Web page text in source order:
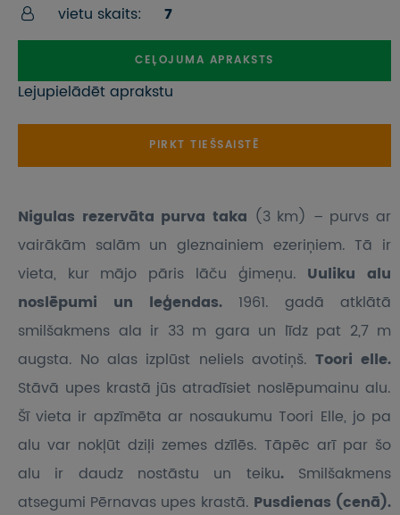
vietu skaits:
7
CEĻOJUMA APRAKSTS
Lejupielādēt aprakstu
PIRKT TIEŠSAISTĒ
Nigulas rezervāta purva taka (3 km) – purvs ar
vairākām salām un gleznainiem ezeriņiem. Tā ir
vieta, kur mājo pāris lāču ģimeņu. Uuliku alu
noslēpumi un leģendas. 1961. gadā atklātā
smilšakmens ala ir 33 m gara un līdz pat 2,7 m
augsta. No alas izplūst neliels avotiņš. Toori elle.
Stāvā upes krastā jūs atradīsiet noslēpumainu alu.
Šī vieta ir apzīmēta ar nosaukumu Toori Elle, jo pa
alu var nokļūt dziļi zemes dzīlēs. Tāpēc arī par šo
alu ir daudz nostāstu un teiku. Smilšakmens
atsegumi Pērnavas upes krastā. Pusdienas (cenā).